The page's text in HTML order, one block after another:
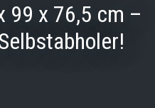
99 x 76,5 cm –